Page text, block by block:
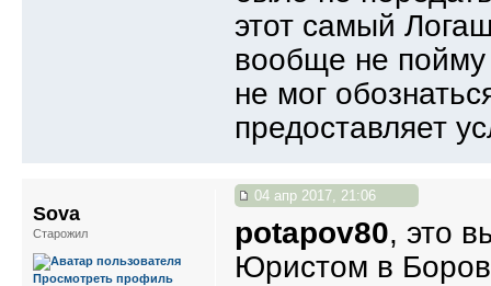
этот самый
вообще не пойму
не мог
предоставляет
04 апр 2017, 21:06
potapov80, это
Юристом в
Sova
Старожил
Просмотреть профиль